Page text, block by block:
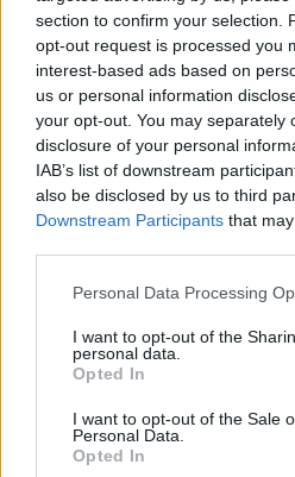
section to confirm your selection.
opt-out request is processed you
interest-based ads based on
us or personal information
your opt-out. You may separately
disclosure of your personal
IAB’s list of downstream
also be disclosed by us to third
Downstream Participants that
Personal Data Processing
I want to opt-out of the
personal data.
Opted In
I want to opt-out of the Sale
Personal Data.
Opted In
Pannā nedaudz eļļas
Kad tie kļuvuši mīksti,
tomātu pastu. Visu kopā
Kad ribiņas gatavas,
kartupeļus un vāra
Tad pievieno kāpostus
arī sāli.
Zupuvāra vēl aptuveni
dārzeņi mīksti, bet
kraukšķīgumu.
Pirms pasniegšanas